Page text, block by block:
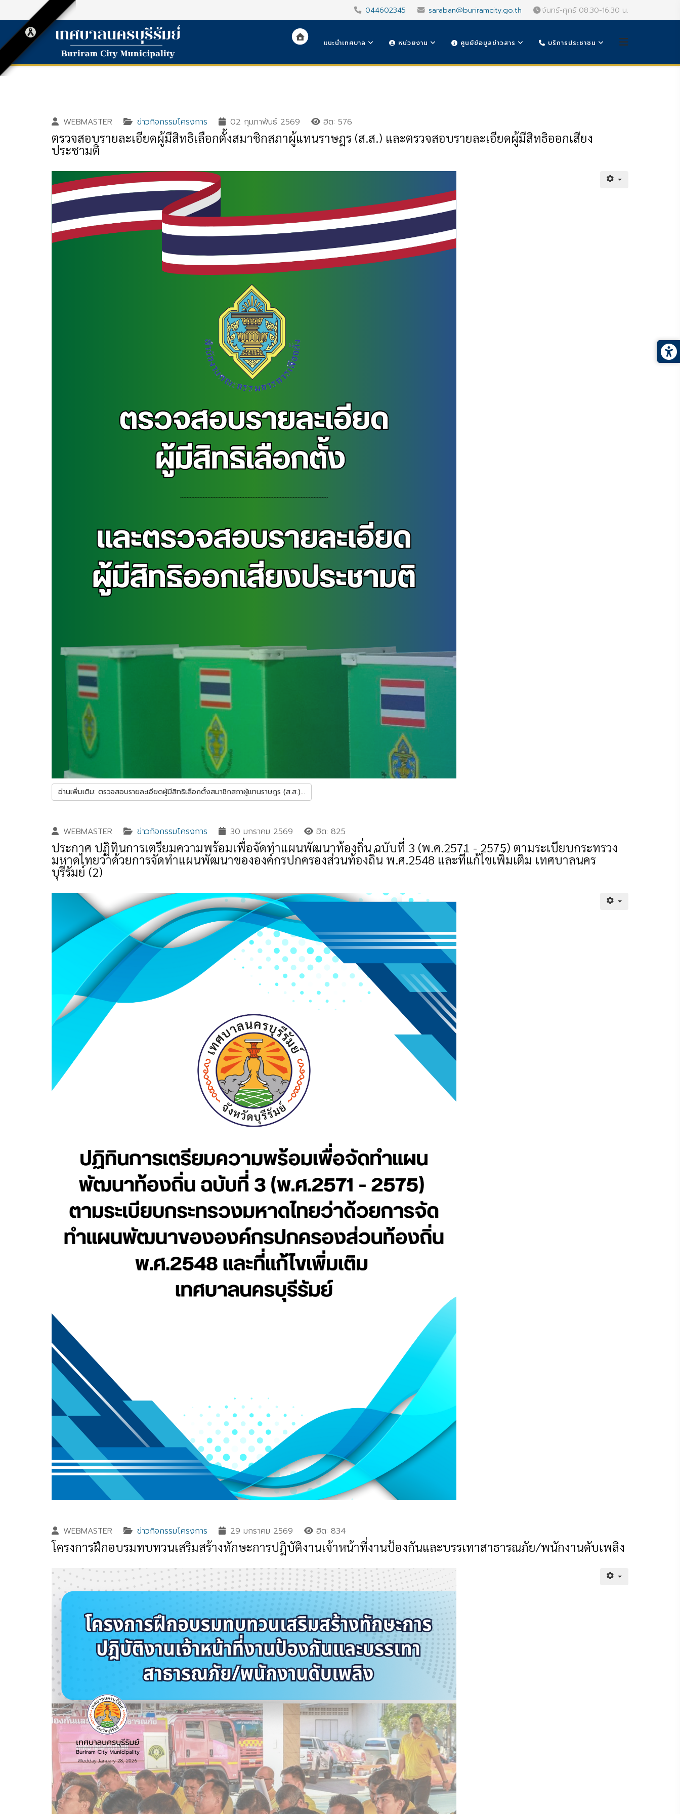
044602345 saraban@buriramcity.go.th จันทร์-ศุกร์ 08.30-16.30 น.
แนะนำเทศบาล หน่วยงาน ศูนย์ข้อมูลข่าวสาร บริการประชาชน
WEBMASTER ข่าวกิจกรรมโครงการ 02 กุมภาพันธ์ 2569 ฮิต: 576
ตรวจสอบรายละเอียดผู้มีสิทธิเลือกตั้งสมาชิกสภาผู้แทนราษฎร (ส.ส.) และตรวจสอบรายละเอียดผู้มีสิทธิออกเสียง
ประชามติ
อ่านเพิ่มเติม: ตรวจสอบรายละเอียดผู้มีสิทธิเลือกตั้งสมาชิกสภาผู้แทนราษฎร (ส.ส.)...
WEBMASTER ข่าวกิจกรรมโครงการ 30 มกราคม 2569 ฮิต: 825
ประกาศ ปฏิทินการเตรียมความพร้อมเพื่อจัดทำแผนพัฒนาท้องถิ่น ฉบับที่ 3 (พ.ศ.2571 - 2575) ตามระเบียบกระทรวง
มหาดไทยว่าด้วยการจัดทำแผนพัฒนาขององค์กรปกครองส่วนท้องถิ่น พ.ศ.2548 และที่แก้ไขเพิ่มเติม เทศบาลนคร
บุรีรัมย์ (2)
WEBMASTER ข่าวกิจกรรมโครงการ 29 มกราคม 2569 ฮิต: 834
โครงการฝึกอบรมทบทวนเสริมสร้างทักษะการปฎิบัติงานเจ้าหน้าที่งานป้องกันและบรรเทาสาธารณภัย/พนักงานดับเพลิง